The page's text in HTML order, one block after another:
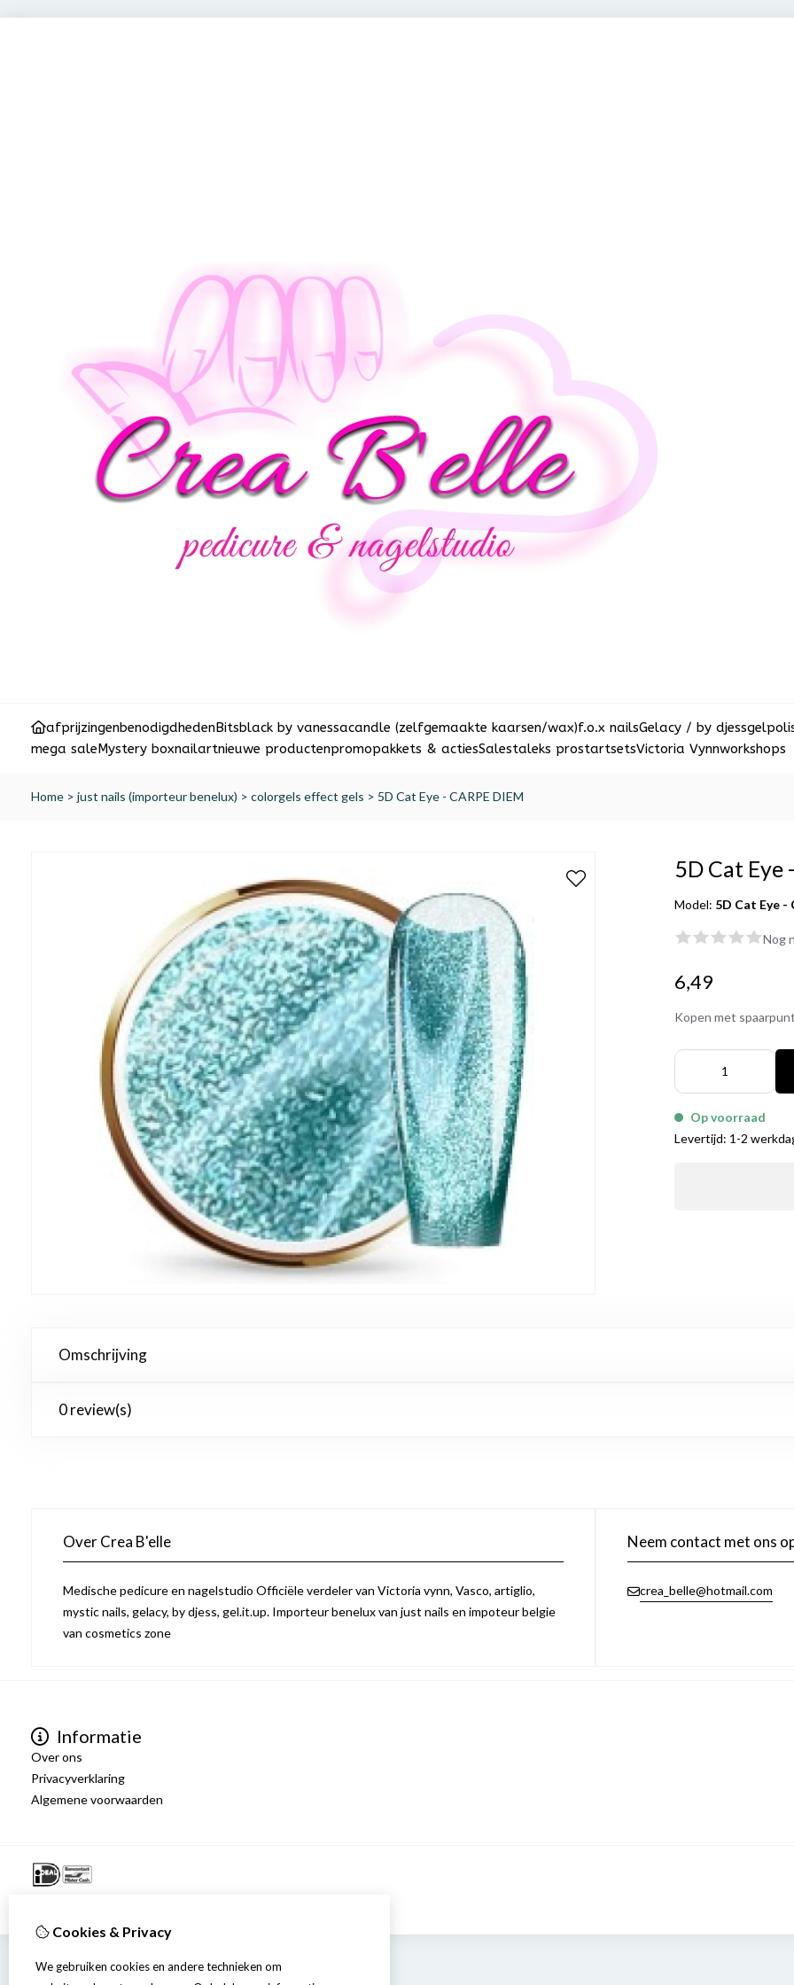
afprijzingenbenodigdhedenBitsblack by vanessacandle (zelfgemaakte kaarsen/wax)f.o.x nailsGelacy / by djess
mega saleMystery boxnailartnieuwe productenpromopakkets & actiesSalestaleks prostartsetsVictoria Vynnworkshops
Home > just nails (importeur benelux) > colorgels effect gels > 5D Cat Eye - CARPE DIEM
5D Cat Eye
Model: 5D Cat Eye -
Nog
6,49
Kopen met
Op voorraad
Levertijd: 1-2
Omschrijving
0 review(s)
Over Crea B'elle
Medische pedicure en nagelstudio Officiële verdeler van Victoria vynn, Vasco, artiglio,
mystic nails, gelacy, by djess, gel.it.up. Importeur benelux van just nails en impoteur belgie
van cosmetics zone
Neem contact met ons
crea_belle@hotmail.com
Informatie
Over ons
Privacyverklaring
Algemene voorwaarden
Cookies & Privacy
We gebruiken cookies en andere technieken om